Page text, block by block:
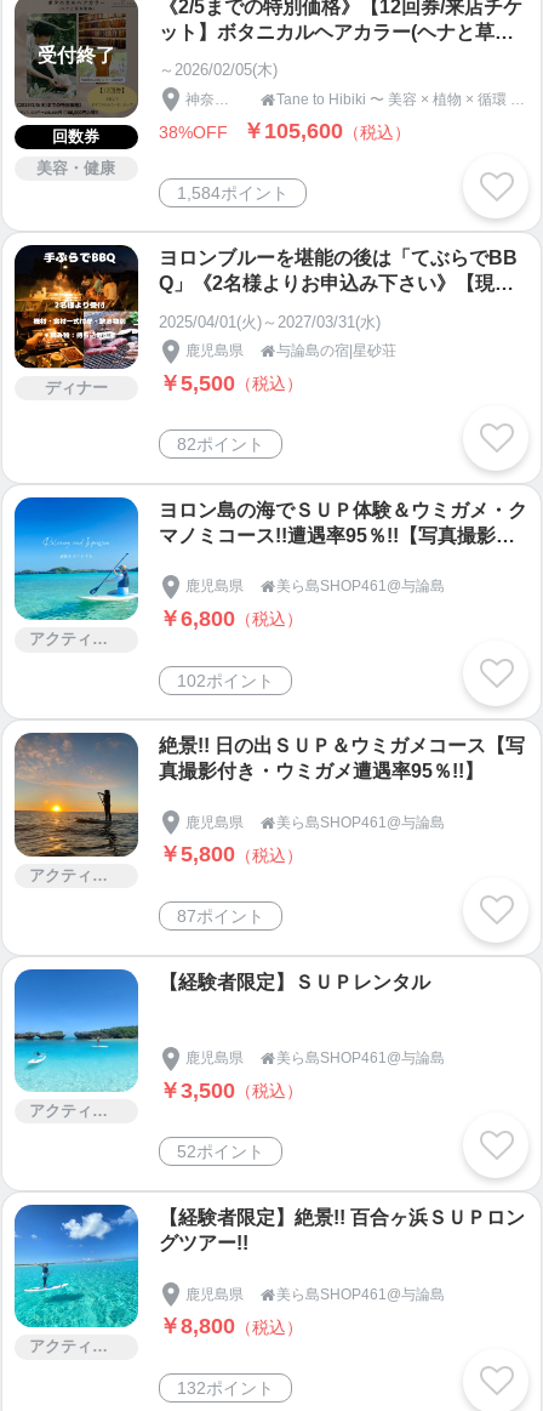
受付終了
回数券
美容・健康
《2/5までの特別価格》【12回券/来店チケ
ット】ボタニカルヘアカラー(ヘナと草木
染め )｜自然派美容室 Tane to Hibiki
～2026/02/05(木)

38%OFF ￥105,600 （税込）
1,584ポイント
ディナー
ヨロンブルーを堪能の後は「てぶらでBB
Q」《2名様よりお申込み下さい》【現地
2025/04/01(火)～2027/03/31(水)
鹿児島県 与論島の宿|星砂荘
￥5,500 （税込）
82ポイント
アクティビティー
ヨロン島の海でＳＵＰ体験＆ウミガメ・ク
マノミコース!!遭遇率95％!!【写真撮影＆
鹿児島県 美ら島SHOP461@与論島
￥6,800 （税込）
102ポイント
アクティビティー
絶景!! 日の出ＳＵＰ＆ウミガメコース【写
真撮影付き・ウミガメ遭遇率95％!!】
鹿児島県 美ら島SHOP461@与論島
￥5,800 （税込）
87ポイント
アクティビティー
【経験者限定】ＳＵＰレンタル
鹿児島県 美ら島SHOP461@与論島
￥3,500 （税込）
52ポイント
アクティビティー
【経験者限定】絶景!! 百合ヶ浜ＳＵＰロン
グツアー!!
鹿児島県 美ら島SHOP461@与論島
￥8,800 （税込）
132ポイント